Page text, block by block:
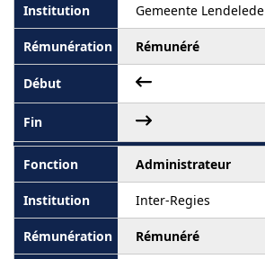
Gemeente Lendelede
Rémunéré
Administrateur
Inter-Regies
Rémunéré